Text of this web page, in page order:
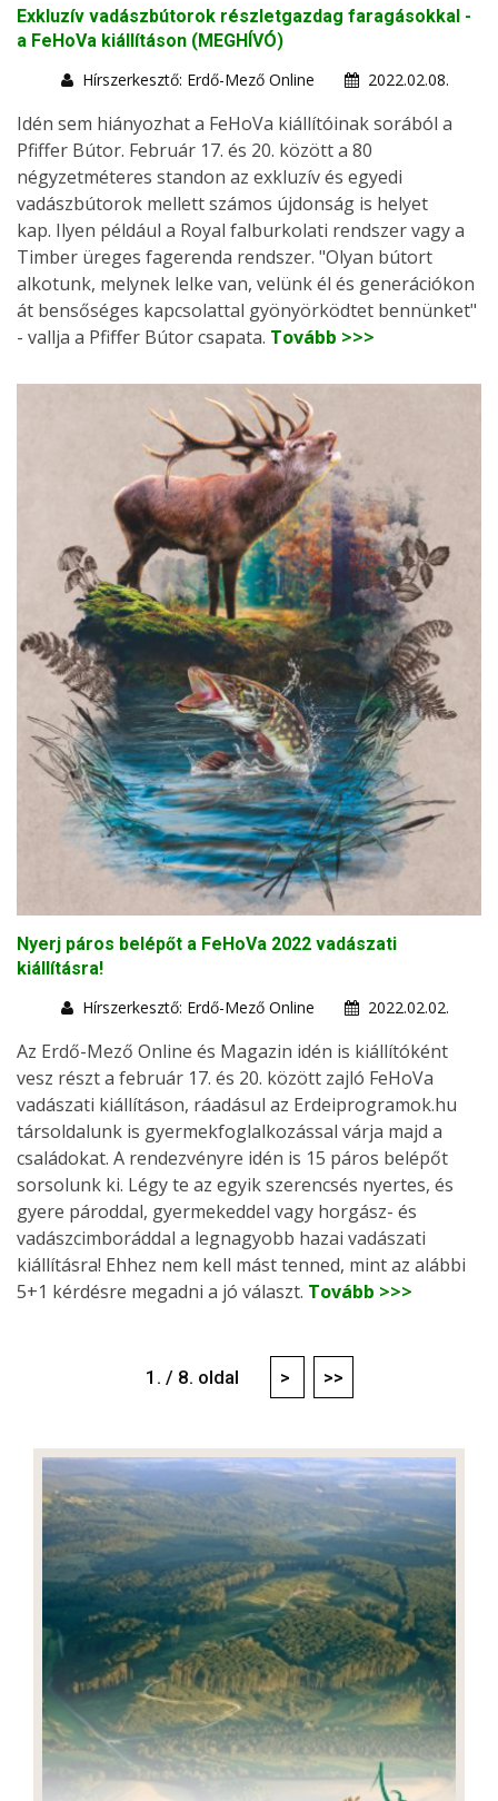
Exkluzív vadászbútorok részletgazdag faragásokkal -
a FeHoVa kiállításon (MEGHÍVÓ)
Hírszerkesztő: Erdő-Mező Online
2022.02.08.
Idén sem hiányozhat a FeHoVa kiállítóinak sorából a
Pfiffer Bútor. Február 17. és 20. között a 80
négyzetméteres standon az exkluzív és egyedi
vadászbútorok mellett számos újdonság is helyet
kap. Ilyen például a Royal falburkolati rendszer vagy a
Timber üreges fagerenda rendszer. "Olyan bútort
alkotunk, melynek lelke van, velünk él és generációkon
át bensőséges kapcsolattal gyönyörködtet bennünket"
- vallja a Pfiffer Bútor csapata. Tovább >>>
Nyerj páros belépőt a FeHoVa 2022 vadászati
kiállításra!
Hírszerkesztő: Erdő-Mező Online
2022.02.02.
Az Erdő-Mező Online és Magazin idén is kiállítóként
vesz részt a február 17. és 20. között zajló FeHoVa
vadászati kiállításon, ráadásul az Erdeiprogramok.hu
társoldalunk is gyermekfoglalkozással várja majd a
családokat. A rendezvényre idén is 15 páros belépőt
sorsolunk ki. Légy te az egyik szerencsés nyertes, és
gyere pároddal, gyermekeddel vagy horgász- és
vadászcimboráddal a legnagyobb hazai vadászati
kiállításra! Ehhez nem kell mást tenned, mint az alábbi
5+1 kérdésre megadni a jó választ. Tovább >>>
1. / 8. oldal > >>